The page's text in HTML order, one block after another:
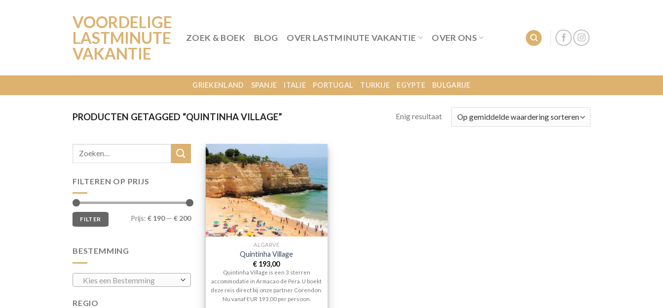
VOORDELIGE
LASTMINUTE
VAKANTIE
ZOEK & BOEK BLOG OVER LASTMINUTE VAKANTIE OVER ONS
GRIEKENLAND SPANJE ITALIE PORTUGAL TURKIJE EGYPTE BULGARIJE
PRODUCTEN GETAGGED “QUINTINHA VILLAGE” Enig resultaat
FILTEREN OP PRIJS
Min.
prijs
Max.
prijsFILTER Prijs: € 190— € 200
BESTEMMING
Kies een Bestemming
REGIO
ALGARVE
Quintinha Village
€ 193,00
Quintinha Village is een 3 sterren
accommodatie in Armacao de Pera. U boekt
deze reis direct bij onze partner Corendon.
Nu vanaf EUR 193.00 per persoon.